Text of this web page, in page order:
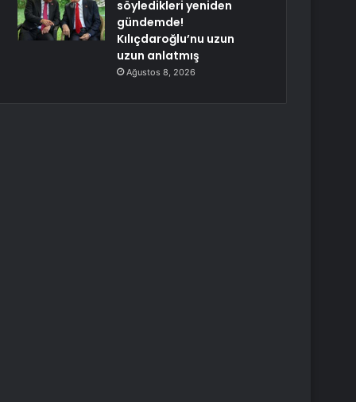
söyledikleri yeniden
gündemde!
Kılıçdaroğlu’nu uzun
uzun anlatmış
Ağustos 8, 2026